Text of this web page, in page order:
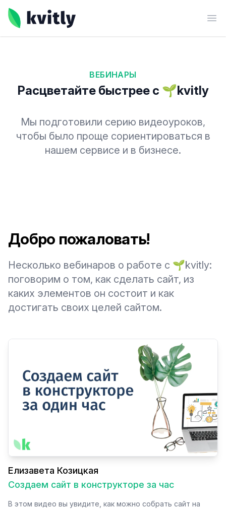
kvitly
ВЕБИНАРЫ
Расцветайте быстрее с 🌱kvitly
Мы подготовили серию видеоуроков,
чтобы было проще сориентироваться в
нашем сервисе и в бизнесе.
Добро пожаловать!
Несколько вебинаров о работе с 🌱kvitly:
поговорим о том, как сделать сайт, из
каких элементов он состоит и как
достигать своих целей сайтом.
Елизавета Козицкая
Создаем сайт в конструкторе за час
В этом видео вы увидите, как можно собрать сайт на